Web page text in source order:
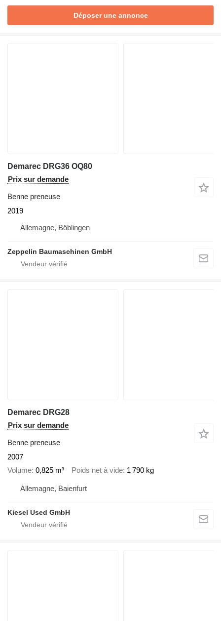
Déposer une annonce
Demarec DRG36 OQ80
Prix sur demande
Benne preneuse
2019
Allemagne, Böblingen
Zeppelin Baumaschinen GmbH
Demarec DRG28
Prix sur demande
Benne preneuse
2007
Volume 0,825 m³ Poids net à vide 1 790 kg
Allemagne, Baienfurt
Kiesel Used GmbH